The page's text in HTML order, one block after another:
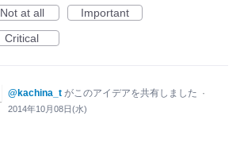
Not at all
Important
Critical
@kachina_t がこのアイデアを共有しました ·
2014年10月08日(水)